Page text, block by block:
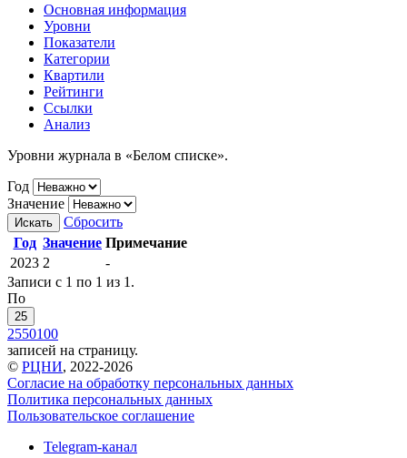
Основная информация
Уровни
Показатели
Категории
Квартили
Рейтинги
Ссылки
Анализ
Уровни журнала в «Белом списке».
Год
Значение
Искать
Сбросить
Год Значение Примечание
2023 2
-
Записи с 1 по 1 из 1.
По
25
2550100
записей на страницу.
© РЦНИ, 2022-2026
Согласие на обработку персональных данных
Политика персональных данных
Пользовательское соглашение
Telegram-канал